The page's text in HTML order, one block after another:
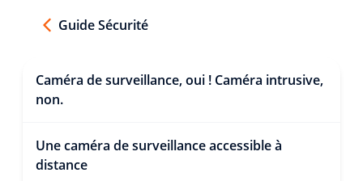
Guide Sécurité
Caméra de surveillance, oui ! Caméra intrusive,
non.
Une caméra de surveillance accessible à
distance